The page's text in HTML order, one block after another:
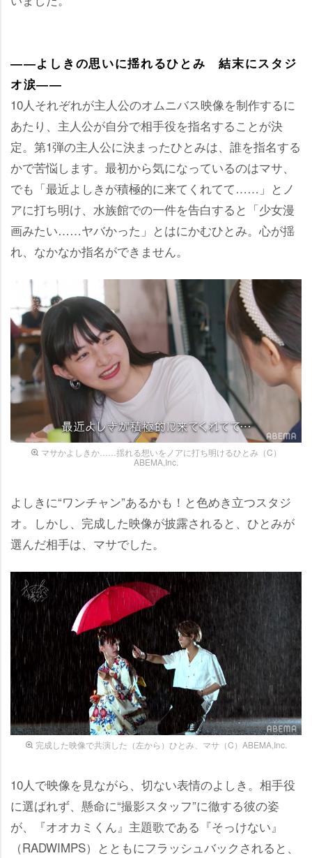
――よしきの思いに揺れるひとみ 結末にスタジ
オ涙――
10人それぞれが主人公のオムニバス映像を制作するに
あたり、主人公が自分で相手役を指名することが決
定。第1弾の主人公に決まったひとみは、誰を指名する
かで苦悩します。最初から気になっているのはマサ、
でも「最近よしきが積極的に来てくれてて……」とノ
アに打ち明け、水族館での一件を告白すると「少女漫
画みたい……ヤバかった」とはにかむひとみ。心が揺
れ、なかなか指名ができません。
マサかよしきか……揺れる想いをノアに打ち明けるひとみ（C）
ABEMA,Inc.
よしきに“ワンチャン”あるかも！と色めき立つスタジ
オ。しかし、完成した映像が披露されると、ひとみが
選んだ相手は、マサでした。
完成した映像で共演した（左から）ひとみ、マサ（C）ABEMA,Inc.
10人で映像を見ながら、切ない表情のよしき。相手役
に選ばれず、懸命に“撮影スタッフ”に徹する彼の姿
が、『オオカミくん』主題歌である『そっけない』
（RADWIMPS）とともにフラッシュバックされると、